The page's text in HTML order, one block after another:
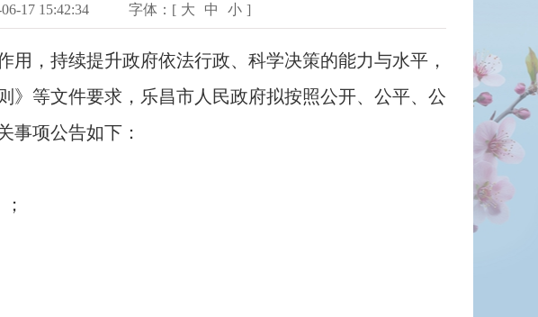
17 15:42:34 字体：[ 大 中 小 ]
，持续提升政府依法行政、科学决策的能力与水平，
》等文件要求，乐昌市人民政府拟按照公开、公平、公
事项公告如下：